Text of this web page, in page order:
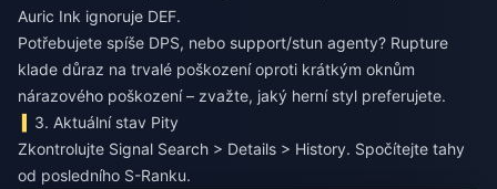
Auric Ink ignoruje DEF.
Potřebujete spíše DPS, nebo support/stun agenty? Rupture
klade důraz na trvalé poškození oproti krátkým oknům
nárazového poškození – zvažte, jaký herní styl preferujete.
3. Aktuální stav Pity
Zkontrolujte Signal Search > Details > History. Spočítejte tahy
od posledního S-Ranku.